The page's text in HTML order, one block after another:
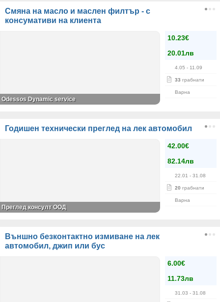
Смяна на масло и маслен филтър - с
консумативи на клиента
10.23€
20.01лв
4.05 - 11.09
33 грабнати
Варна
Odessos Dynamic service
Годишен технически преглед на лек автомобил
42.00€
82.14лв
22.01 - 31.08
20 грабнати
Варна
Преглед консулт ООД
Външно безконтактно измиване на лек
автомобил, джип или бус
6.00€
11.73лв
31.03 - 31.08